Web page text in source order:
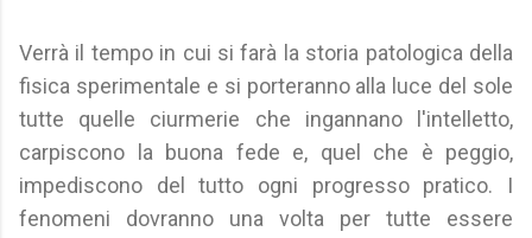
Verrà il tempo in cui si farà la storia patologica della
fisica sperimentale e si porteranno alla luce del sole
tutte quelle ciurmerie che ingannano l'intelletto,
carpiscono la buona fede e, quel che è peggio,
impediscono del tutto ogni progresso pratico. I
fenomeni dovranno una volta per tutte essere